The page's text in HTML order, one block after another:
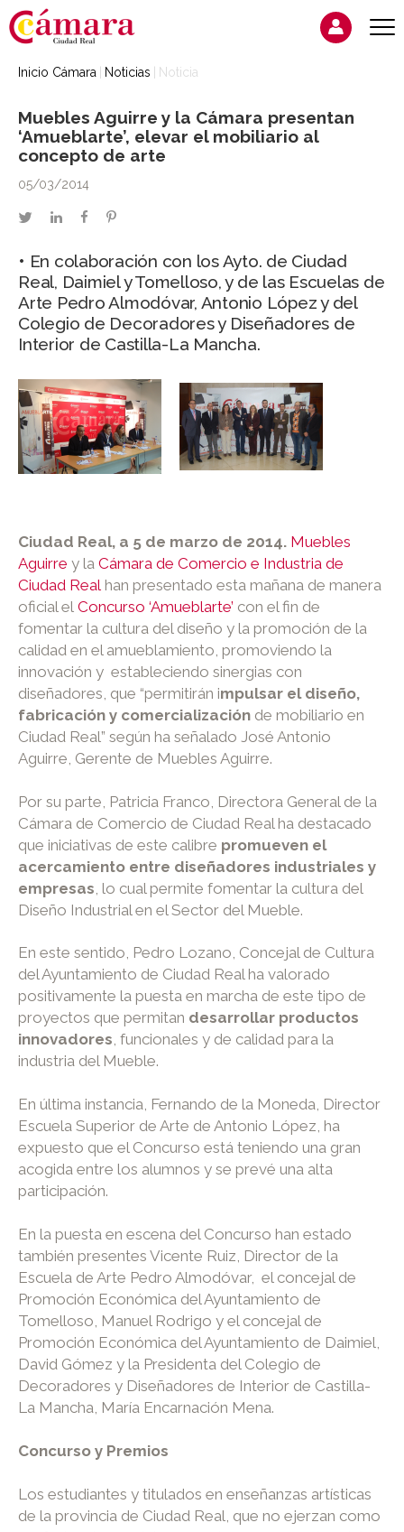
Inicio Cámara Noticias Noticia
Muebles Aguirre y la Cámara presentan
‘Amueblarte’, elevar el mobiliario al
concepto de arte
05/03/2014
twitterlinkedinfacebookpinterest
• En colaboración con los Ayto. de Ciudad
Real, Daimiel y Tomelloso, y de las Escuelas de
Arte Pedro Almodóvar, Antonio López y del
Colegio de Decoradores y Diseñadores de
Interior de Castilla-La Mancha.
Ciudad Real, a 5 de marzo de 2014. Muebles
Aguirre y la Cámara de Comercio e Industria de
Ciudad Real han presentado esta mañana de manera
oficial el Concurso ‘Amueblarte’ con el fin de
fomentar la cultura del diseño y la promoción de la
calidad en el amueblamiento, promoviendo la
innovación y estableciendo sinergias con
diseñadores, que “permitirán impulsar el diseño,
fabricación y comercialización de mobiliario en
Ciudad Real” según ha señalado José Antonio
Aguirre, Gerente de Muebles Aguirre.
Por su parte, Patricia Franco, Directora General de la
Cámara de Comercio de Ciudad Real ha destacado
que iniciativas de este calibre promueven el
acercamiento entre diseñadores industriales y
empresas , lo cual permite fomentar la cultura del
Diseño Industrial en el Sector del Mueble.
En este sentido, Pedro Lozano, Concejal de Cultura
del Ayuntamiento de Ciudad Real ha valorado
positivamente la puesta en marcha de este tipo de
proyectos que permitan desarrollar productos
innovadores, funcionales y de calidad para la
industria del Mueble.
En última instancia, Fernando de la Moneda, Director
Escuela Superior de Arte de Antonio López, ha
expuesto que el Concurso está teniendo una gran
acogida entre los alumnos y se prevé una alta
participación.
En la puesta en escena del Concurso han estado
también presentes Vicente Ruiz, Director de la
Escuela de Arte Pedro Almodóvar, el concejal de
Promoción Económica del Ayuntamiento de
Tomelloso, Manuel Rodrigo y el concejal de
Promoción Económica del Ayuntamiento de Daimiel,
David Gómez y la Presidenta del Colegio de
Decoradores y Diseñadores de Interior de Castilla-
La Mancha, María Encarnación Mena.
Concurso y Premios
Los estudiantes y titulados en enseñanzas artísticas
de la provincia de Ciudad Real, que no ejerzan como